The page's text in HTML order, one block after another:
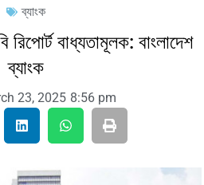
ব্যাংক
বাধ্যতামূলক: বাংলাদেশ
ব্যাংক
23, 2025 8:56 pm